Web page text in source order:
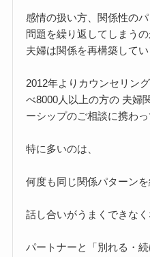
感情の扱い方、関係性の
問題を繰り返してしまう
夫婦は関係を再構築してい
2012年よりカウンセリン
べ8000人以上の方の 夫婦
ーシップのご相談に携わっ
特に多いのは、
何度も同じ関係パターン
話し合いがうまくできな
パートナーと「別れる・